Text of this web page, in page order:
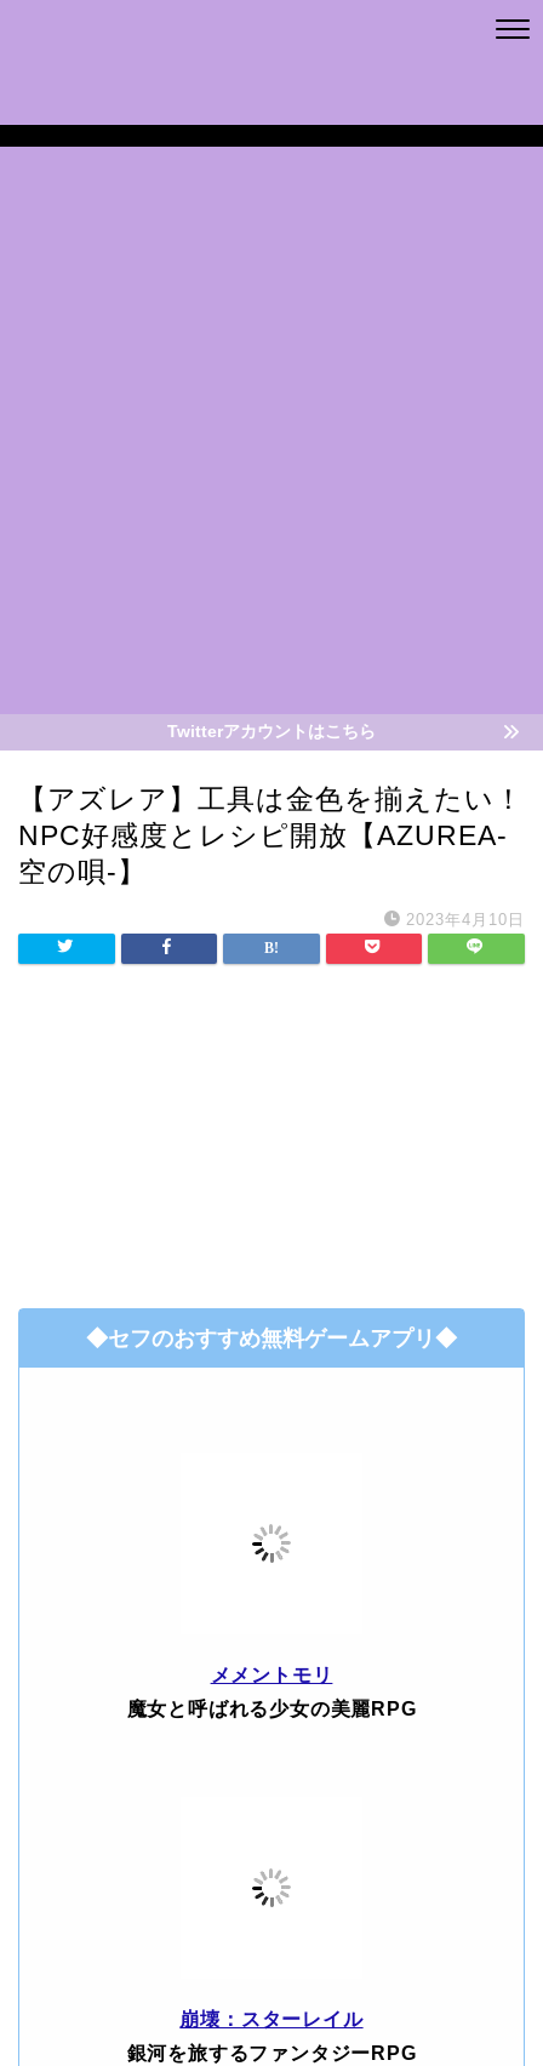
Twitterアカウントはこちら
【アズレア】工具は金色を揃えたい！
NPC好感度とレシピ開放【AZUREA-
空の唄-】
2023年4月10日
◆セフのおすすめ無料ゲームアプリ◆
メメントモリ
魔女と呼ばれる少女の美麗RPG
崩壊：スターレイル
銀河を旅するファンタジーRPG